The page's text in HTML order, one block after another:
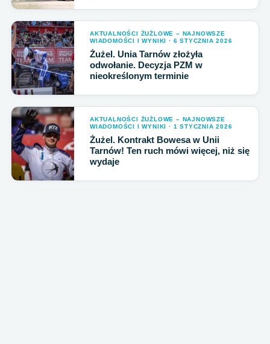
AKTUALNOŚCI ŻUŻLOWE – NAJNOWSZE
WIADOMOŚCI I WYNIKI · 6 STYCZNIA 2026
Żużel. Unia Tarnów złożyła
odwołanie. Decyzja PZM w
nieokreślonym terminie
AKTUALNOŚCI ŻUŻLOWE – NAJNOWSZE
WIADOMOŚCI I WYNIKI · 1 STYCZNIA 2026
Żużel. Kontrakt Bowesa w Unii
Tarnów! Ten ruch mówi więcej, niż się
wydaje